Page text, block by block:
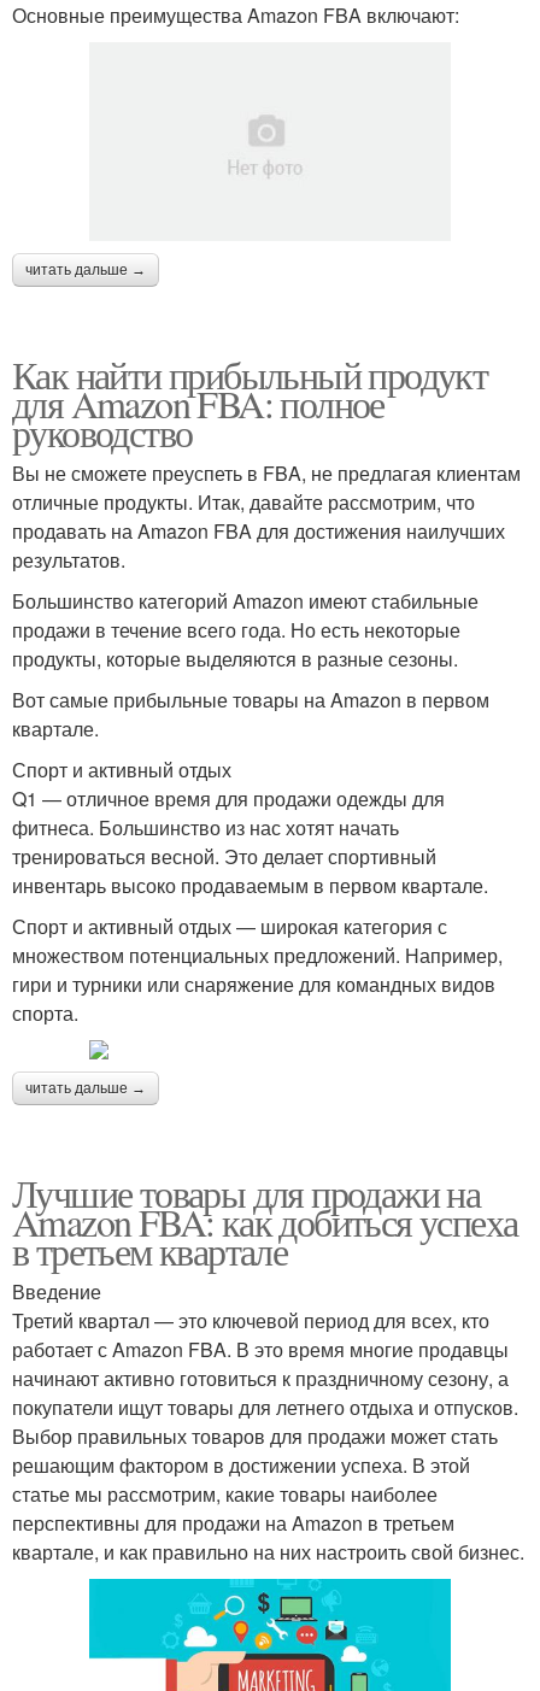
Основные преимущества Amazon FBA включают:
читать дальше →
Как найти прибыльный продукт
для Amazon FBA: полное
руководство
Вы не сможете преуспеть в FBA, не предлагая клиентам
отличные продукты. Итак, давайте рассмотрим, что
продавать на Amazon FBA для достижения наилучших
результатов.
Большинство категорий Amazon имеют стабильные
продажи в течение всего года. Но есть некоторые
продукты, которые выделяются в разные сезоны.
Вот самые прибыльные товары на Amazon в первом
квартале.
Спорт и активный отдых
Q1 — отличное время для продажи одежды для
фитнеса. Большинство из нас хотят начать
тренироваться весной. Это делает спортивный
инвентарь высоко продаваемым в первом квартале.
Спорт и активный отдых — широкая категория с
множеством потенциальных предложений. Например,
гири и турники или снаряжение для командных видов
спорта.
читать дальше →
Лучшие товары для продажи на
Amazon FBA: как добиться успеха
в третьем квартале
Введение
Третий квартал — это ключевой период для всех, кто
работает с Amazon FBA. В это время многие продавцы
начинают активно готовиться к праздничному сезону, а
покупатели ищут товары для летнего отдыха и отпусков.
Выбор правильных товаров для продажи может стать
решающим фактором в достижении успеха. В этой
статье мы рассмотрим, какие товары наиболее
перспективны для продажи на Amazon в третьем
квартале, и как правильно на них настроить свой бизнес.